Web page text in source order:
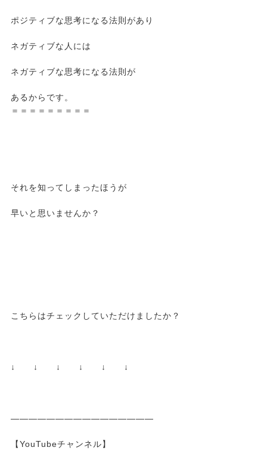
ポジティブな思考になる法則があり
ネガティブな人には
ネガティブな思考になる法則が
あるからです。
＝＝＝＝＝＝＝＝＝
それを知ってしまったほうが
早いと思いませんか？
こちらはチェックしていただけましたか？
↓ ↓ ↓ ↓ ↓ ↓
————————————————
【YouTubeチャンネル】